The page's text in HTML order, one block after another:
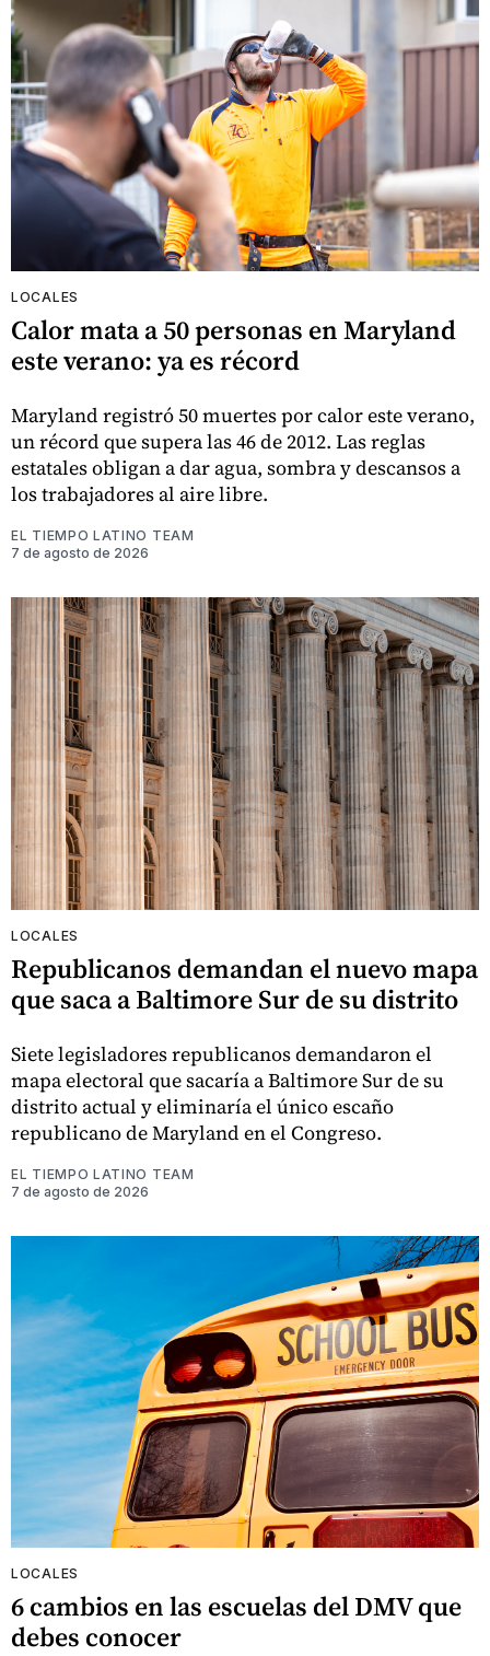
LOCALES
Calor mata a 50 personas en Maryland
este verano: ya es récord
Maryland registró 50 muertes por calor este verano,
un récord que supera las 46 de 2012. Las reglas
estatales obligan a dar agua, sombra y descansos a
los trabajadores al aire libre.
EL TIEMPO LATINO TEAM
7 de agosto de 2026
LOCALES
Republicanos demandan el nuevo mapa
que saca a Baltimore Sur de su distrito
Siete legisladores republicanos demandaron el
mapa electoral que sacaría a Baltimore Sur de su
distrito actual y eliminaría el único escaño
republicano de Maryland en el Congreso.
EL TIEMPO LATINO TEAM
7 de agosto de 2026
LOCALES
6 cambios en las escuelas del DMV que
debes conocer